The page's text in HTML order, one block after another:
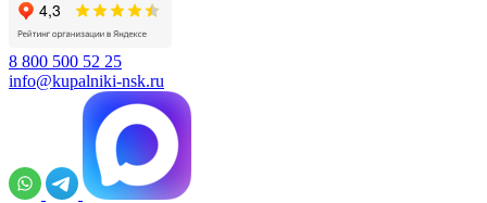
8 800 500 52 25
info@kupalniki-nsk.ru